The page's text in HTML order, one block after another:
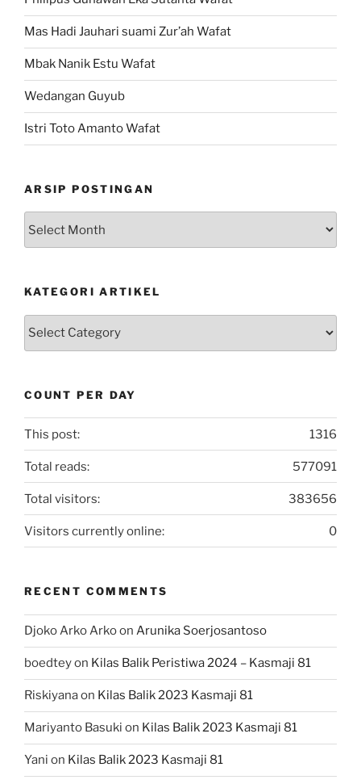
Mas Hadi Jauhari suami Zur’ah Wafat
Mbak Nanik Estu Wafat
Wedangan Guyub
Istri Toto Amanto Wafat
ARSIP POSTINGAN
KATEGORI ARTIKEL
Kategori
COUNT PER DAY
1316
This post:
577091
Total reads:
383656
Total visitors:
0
Visitors currently online:
RECENT COMMENTS
Djoko Arko Arkoon Arunika Soerjosantoso
boedteyon Kilas Balik Peristiwa 2024 – Kasmaji 81
Riskiyanaon Kilas Balik 2023 Kasmaji 81
Mariyanto Basuki on Kilas Balik 2023 Kasmaji 81
Yani on Kilas Balik 2023 Kasmaji 81